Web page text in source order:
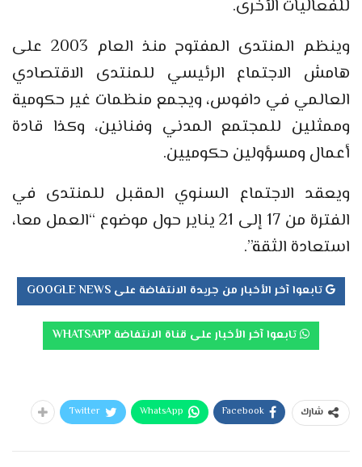
للفعاليات الأخرى.
وينظم المنتدى المفتوح منذ العام 2003 على
هامش الاجتماع الرئيسي للمنتدى الاقتصادي
العالمي في دافوس، ويجمع منظمات غير حكومية
وممثلين للمجتمع المدني وفنانين، وكذا قادة
أعمال ومسؤولين حكوميين.
ويعقد الاجتماع السنوي المقبل للمنتدى في
الفترة من 17 إلى 21 يناير حول موضوع “العمل معا،
استعادة الثقة”.
تابعوا آخر الأخبار من جريدة الانتفاضة على GOOGLE NEWS
تابعوا آخر الأخبار على قناة الانتفاضة WHATSAPP
شارك Facebook
WhatsApp
Twitter